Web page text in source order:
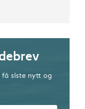
siste nytt og